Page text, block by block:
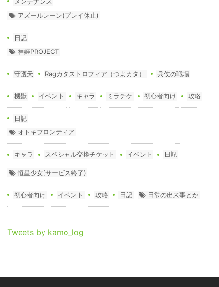
アズールレーン(プレイ休止)
日記
神姫PROJECT
守護天 Ragカタストロフィア（つよカタ） 兵仗の戦場
機獣 イベント キャラ ミラチケ 初心者向け 攻略
日記
オトギフロンティア
キャラ スペシャル交換チケット イベント 日記
恒星少女(サービス終了)
初心者向け イベント 攻略 日記 日常の出来事とか
Tweets by kamo_log